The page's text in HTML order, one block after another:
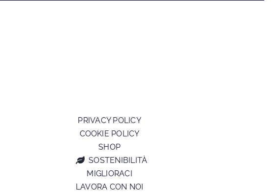
PRIVACY POLICY
COOKIE POLICY
SHOP
SOSTENIBILITÀ
MIGLIORACI
LAVORA CON NOI